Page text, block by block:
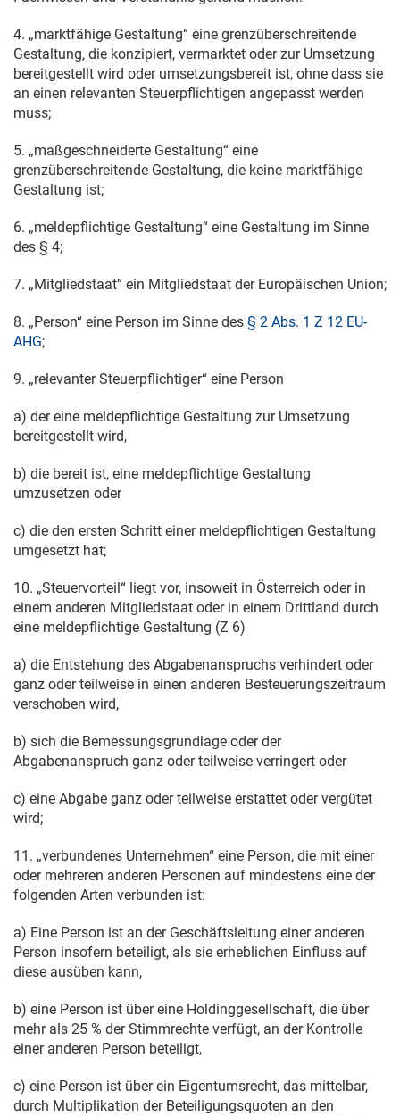
4. „marktfähige Gestaltung“ eine grenzüberschreitende
Gestaltung, die konzipiert, vermarktet oder zur Umsetzung
bereitgestellt wird oder umsetzungsbereit ist, ohne dass sie
an einen relevanten Steuerpflichtigen angepasst werden
muss;
5. „maßgeschneiderte Gestaltung“ eine
grenzüberschreitende Gestaltung, die keine marktfähige
Gestaltung ist;
6. „meldepflichtige Gestaltung“ eine Gestaltung im Sinne
des § 4;
7. „Mitgliedstaat“ ein Mitgliedstaat der Europäischen Union;
8. „Person“ eine Person im Sinne des § 2 Abs. 1 Z 12 EU-
AHG;
9. „relevanter Steuerpflichtiger“ eine Person
a) der eine meldepflichtige Gestaltung zur Umsetzung
bereitgestellt wird,
b) die bereit ist, eine meldepflichtige Gestaltung
umzusetzen oder
c) die den ersten Schritt einer meldepflichtigen Gestaltung
umgesetzt hat;
10. „Steuervorteil“ liegt vor, insoweit in Österreich oder in
einem anderen Mitgliedstaat oder in einem Drittland durch
eine meldepflichtige Gestaltung (Z 6)
a) die Entstehung des Abgabenanspruchs verhindert oder
ganz oder teilweise in einen anderen Besteuerungszeitraum
verschoben wird,
b) sich die Bemessungsgrundlage oder der
Abgabenanspruch ganz oder teilweise verringert oder
c) eine Abgabe ganz oder teilweise erstattet oder vergütet
wird;
11. „verbundenes Unternehmen“ eine Person, die mit einer
oder mehreren anderen Personen auf mindestens eine der
folgenden Arten verbunden ist:
a) Eine Person ist an der Geschäftsleitung einer anderen
Person insofern beteiligt, als sie erheblichen Einfluss auf
diese ausüben kann,
b) eine Person ist über eine Holdinggesellschaft, die über
mehr als 25 % der Stimmrechte verfügt, an der Kontrolle
einer anderen Person beteiligt,
c) eine Person ist über ein Eigentumsrecht, das mittelbar,
durch Multiplikation der Beteiligungsquoten an den